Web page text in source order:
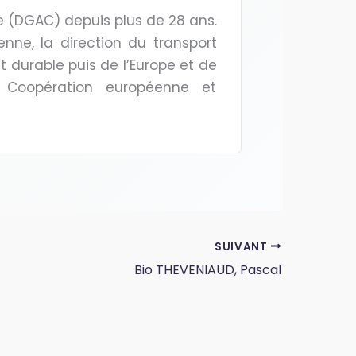
depuis plus de 28 ans.
la direction du transport
puis de l’Europe et de
européenne et
SUIVANT
Bio THEVENIAUD, Pascal